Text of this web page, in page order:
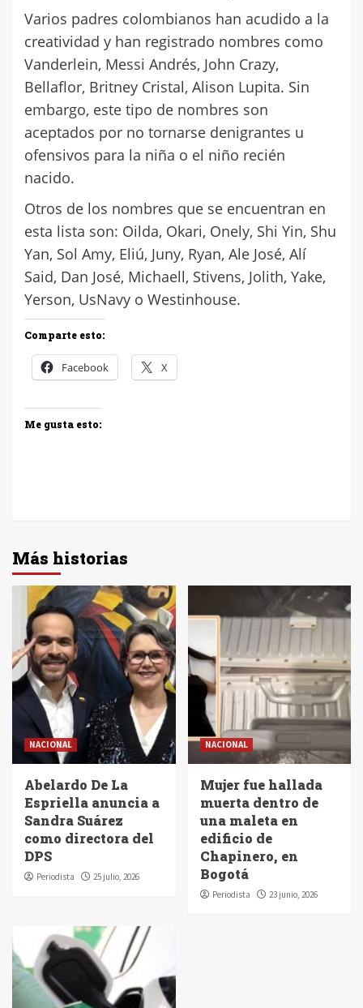
Varios padres colombianos han acudido a la
creatividad y han registrado nombres como
Vanderlein, Messi Andrés, John Crazy,
Bellaflor, Britney Cristal, Alison Lupita. Sin
embargo, este tipo de nombres son
aceptados por no tornarse denigrantes u
ofensivos para la niña o el niño recién
nacido.
Otros de los nombres que se encuentran en
esta lista son: Oilda, Okari, Onely, Shi Yin, Shu
Yan, Sol Amy, Eliú, Juny, Ryan, Ale José, Alí
Said, Dan José, Michaell, Stivens, Jolith, Yake,
Yerson, UsNavy o Westinhouse.
Comparte esto:
Facebook X
Me gusta esto:
Más historias
NACIONAL
Abelardo De La
Espriella anuncia a
Sandra Suárez
como directora del
DPS
Periodista 25 julio, 2026
NACIONAL
Mujer fue hallada
muerta dentro de
una maleta en
edificio de
Chapinero, en
Bogotá
Periodista 23 junio, 2026